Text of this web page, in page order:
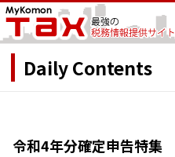
Daily Contents
令和4年分確定申告特